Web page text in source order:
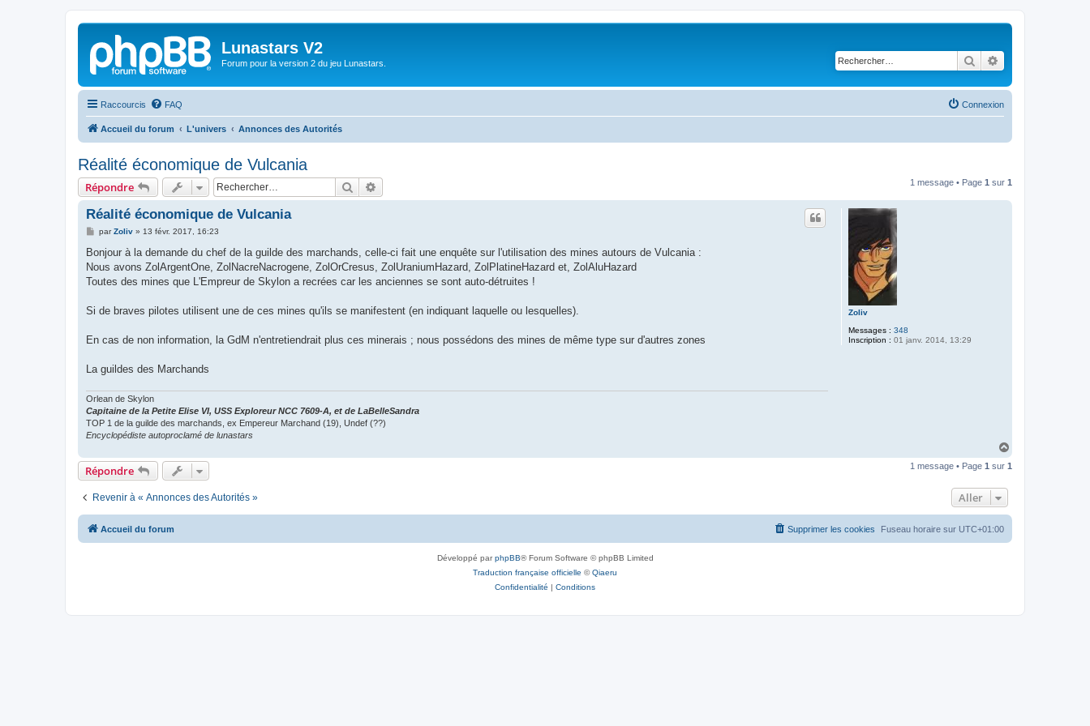
Lunastars V2
Forum pour la version 2 du jeu Lunastars. Rechercher
Raccourcis FAQ Connexion
Accueil du forum L'univers Annonces des Autorités
Réalité économique de Vulcania
Répondre Rechercher 1 message • Page 1 sur 1
Zoliv
Messages : 348
Inscription : 01 janv. 2014, 13:29
Réalité économique de Vulcania
M
s
a
g
parZoliv» 13 févr. 2017, 16:23
Bonjour à la demande du chef de la guilde des marchands, celle-ci fait une enquête sur l'utilisation des mines autours de Vulcania :
Nous avons ZolArgentOne, ZolNacreNacrogene, ZolOrCresus, ZolUraniumHazard, ZolPlatineHazard et, ZolAluHazard
Toutes des mines que L'Empreur de Skylon a recrées car les anciennes se sont auto-détruites !
Si de braves pilotes utilisent une de ces mines qu'ils se manifestent (en indiquant laquelle ou lesquelles).
En cas de non information, la GdM n'entretiendrait plus ces minerais ; nous possédons des mines de même type sur d'autres zones
La guildes des Marchands
Orlean de Skylon
Capitaine de la Petite Elise VI, USS Exploreur NCC 7609-A, et de LaBelleSandra
TOP 1 de la guilde des marchands, ex Empereur Marchand (19), Undef (??)
Encyclopédiste autoproclamé de lunastars
u
Répondre 1 message • Page 1 sur 1
Revenir à « Annonces des Autorités » Aller
Accueil du forum Fuseau horaire sur UTC+01:00
Supprimer les cookies
Développé parphpBB® Forum Software © phpBB Limited
Traduction française officielle ©Qiaeru
Confidentialité | Conditions